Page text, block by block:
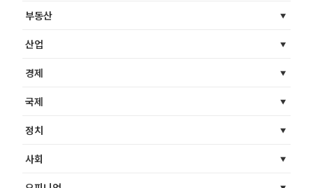
부동산
산업
경제
국제
정치
사회